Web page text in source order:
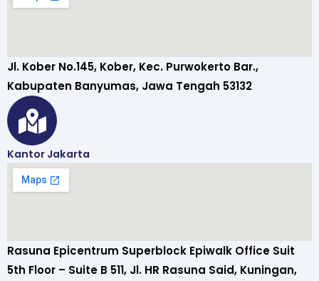
Jl. Kober No.145, Kober, Kec. Purwokerto Bar.,
Kabupaten Banyumas, Jawa Tengah 53132
Kantor Jakarta
Rasuna Epicentrum Superblock Epiwalk Office Suit
5th Floor – Suite B 511, Jl. HR Rasuna Said, Kuningan,